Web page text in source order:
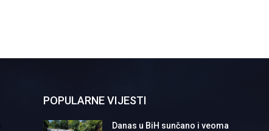
POPULARNE VIJESTI
Danas u BiH sunčano i veoma